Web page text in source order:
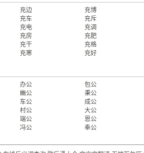
充边 充博
充车 充斥
充电 充调
充房 充肥
充干 充格
充寒 充好
办公 包公
豳公 秉公
车公 成公
村公 大公
端公 恩公
冯公 奉公